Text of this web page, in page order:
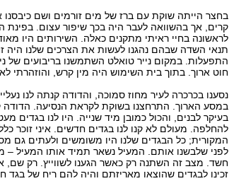
בחצר הייתה שוקת עם ברז של מים זורמים ושם כיבסנו
קרים, אך בהשוואה לעבר היה בכך שיפור עצום. בפינת
לראשונה בחיי ראיתי מתקנים כאלה. השירותים היו
תנאי השדה שבהם נהגנו לעשות את הצרכים שלנו היה
התפעלות. במקום נייר טואלט השתמשנו בריבועים של
חוט ארוך. בתוך בית השימוש היה מין קרש, והוזהרתי
נסענו בכרכרה לעיר מחוז סמוכה, והדודה קנתה לנו
במסע הארוך. התרחצנו בשוקת לקראת הנסיעה. הדודה
בעיקר לבנים, והכול כמובן מיד שנייה. היו לנו בגדים
להחלפה. מעולם לא קנו לנו בגדים חדשים. איני זוכר
המקורית; כל הבגדים שלנו היו משומשים ולעתים גם
לפני שלבשנו אותם. המעיל נשאר תמיד אותו המעיל –
חשד. מצב זה השתנה רק כאשר הגענו לשווייץ. רק שם,
זכינו לבגדים שהוצאו מאריזתם והיה להם ריח של בגד